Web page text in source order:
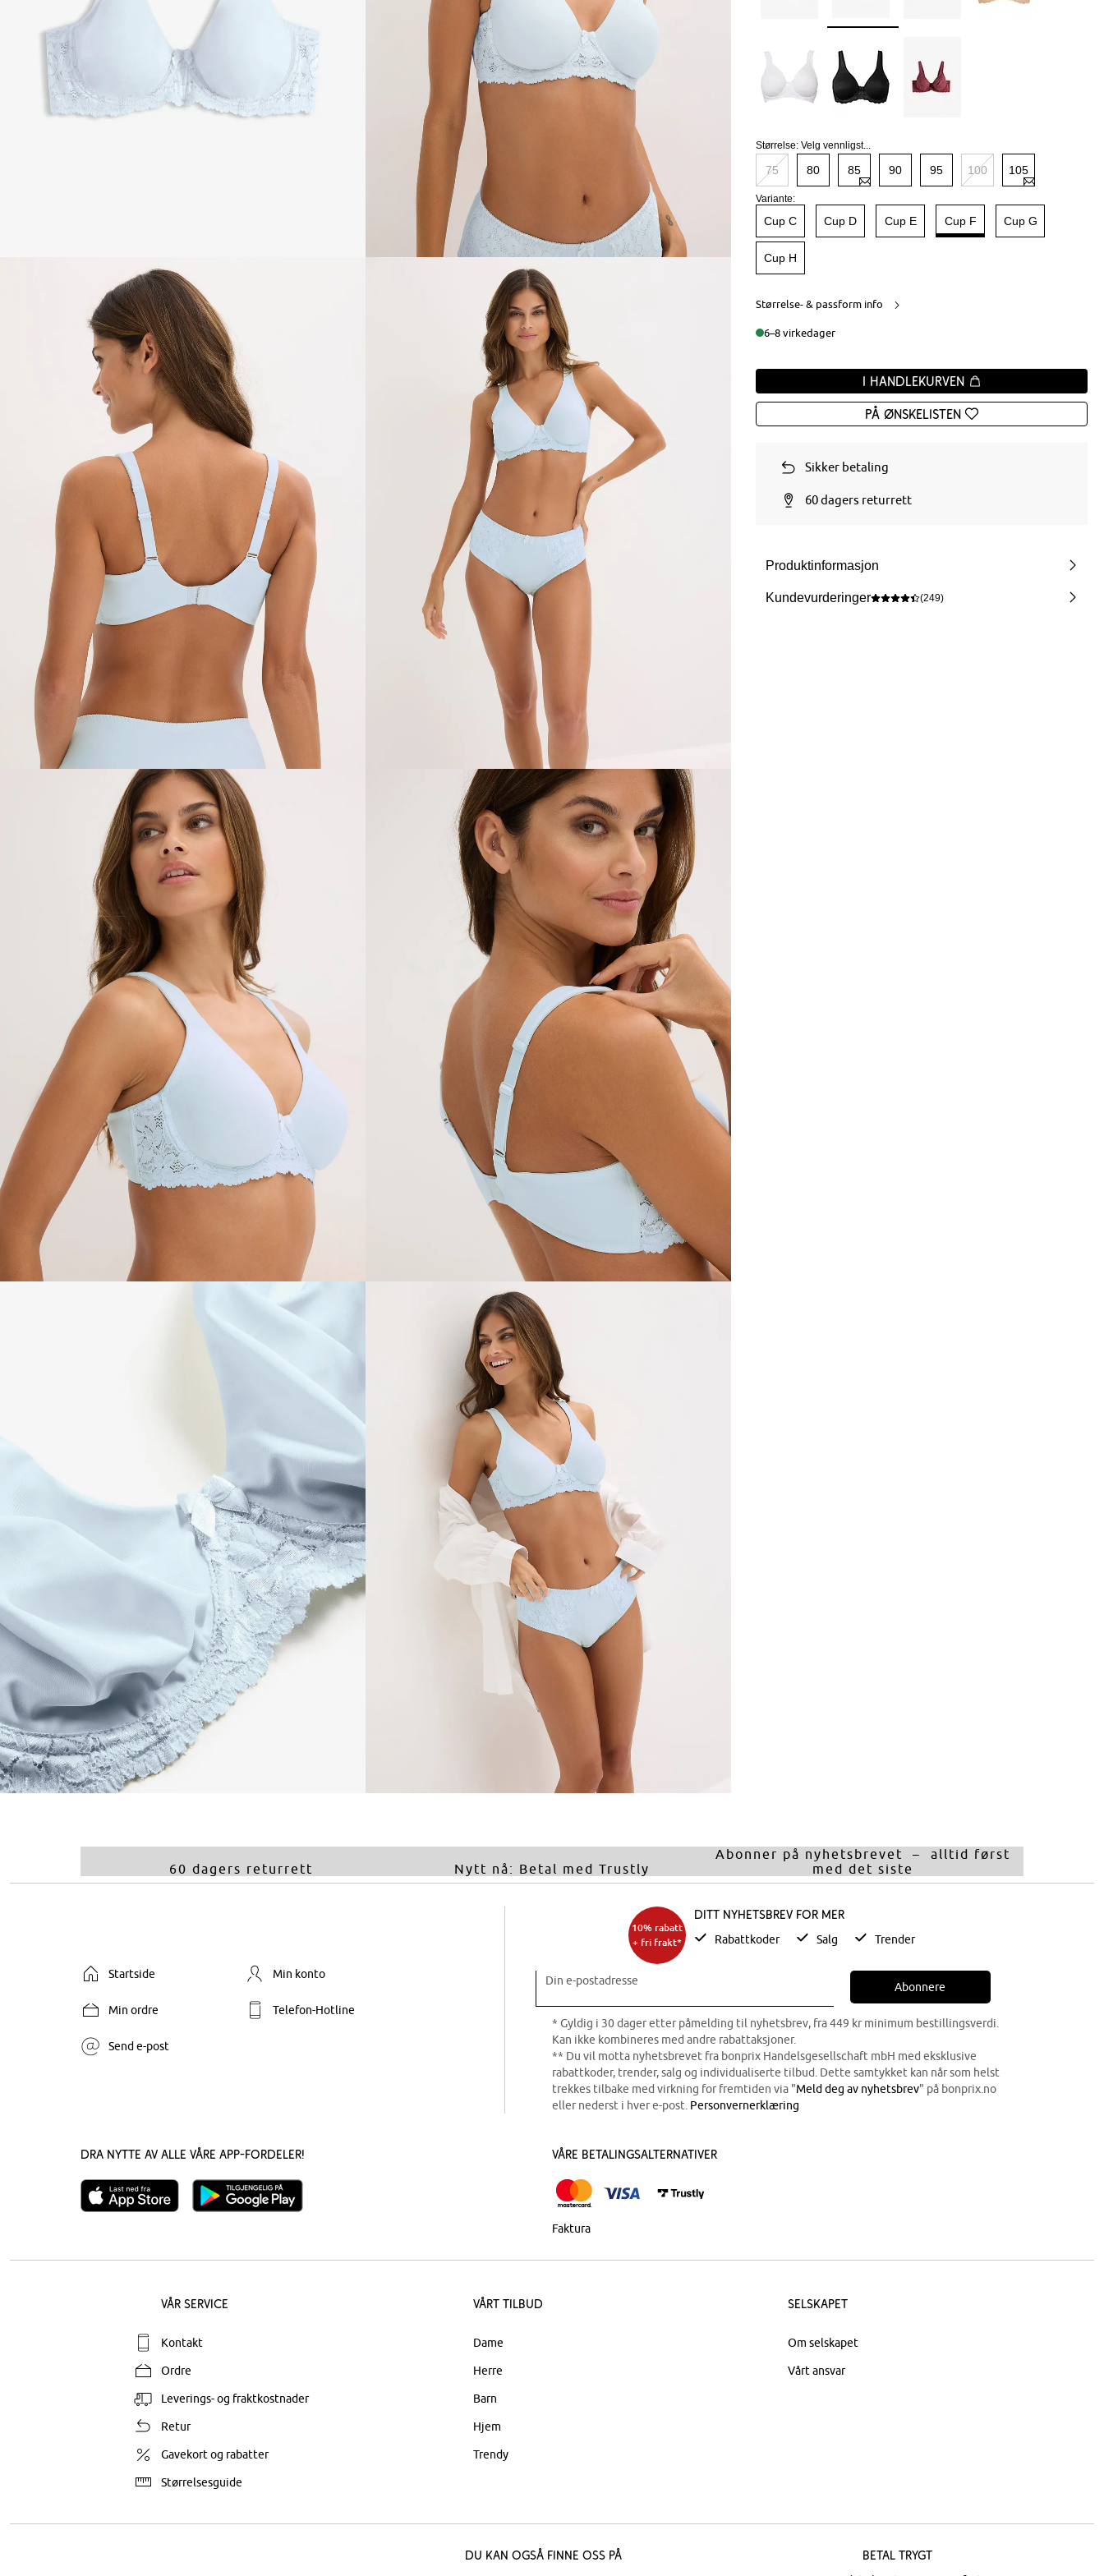
Størrelse:Velg vennligst...
75 80 85 90 95 100 105
Variante:
Cup C Cup D Cup E Cup F Cup G
Cup H
Størrelse- & passform info
6–8 virkedager
I handlekurven
På ønskelisten
Sikker betaling
60 dagers returrett
Produktinformasjon
Kundevurderinger (249)
60 dagers returrett Nytt nå: Betal med Trustly
Abonner på nyhetsbrevet – alltid først
med det siste
Startside Min konto
Min ordre Telefon-Hotline
Send e-post
10% rabatt
+ fri frakt*
Ditt nyhetsbrev for mer
Rabattkoder Salg Trender
Din e-postadresse Abonnere
* Gyldig i 30 dager etter påmelding til nyhetsbrev, fra 449 kr minimum bestillingsverdi.
Kan ikke kombineres med andre rabattaksjoner.
** Du vil motta nyhetsbrevet fra bonprix Handelsgesellschaft mbH med eksklusive
rabattkoder, trender, salg og individualiserte tilbud. Dette samtykket kan når som helst
trekkes tilbake med virkning for fremtiden via "Meld deg av nyhetsbrev" på bonprix.no
eller nederst i hver e-post. Personvernerklæring
Dra nytte av alle våre app-fordeler! Våre betalingsalternativer
Faktura
Vår service
Kontakt
Ordre
Leverings- og fraktkostnader
Retur
Gavekort og rabatter
Størrelsesguide
Vårt tilbud
Dame
Herre
Barn
Hjem
Trendy
Selskapet
Om selskapet
Vårt ansvar
Du kan også finne oss på Betal trygt